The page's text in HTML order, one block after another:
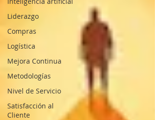
Liderazgo
Compras
Logística
Mejora Continua
Metodologías
Nivel de Servicio
Satisfacción al
Cliente